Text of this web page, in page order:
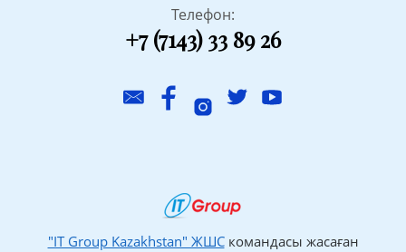
Телефон:
+7 (7143) 33 89 26
"IT Group Kazakhstan" ЖШСкомандасы жасаған